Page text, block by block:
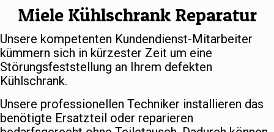
Miele Kühlschrank Reparatur
Unsere kompetenten Kundendienst-Mitarbeiter
kümmern sich in kürzester Zeit um eine
Störungsfeststellung an Ihrem defekten
Kühlschrank.
Unsere professionellen Techniker installieren das
benötigte Ersatzteil oder reparieren